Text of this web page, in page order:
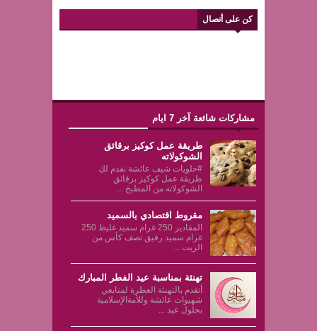
كن على أتصال
مشاركات شائعة آخر 7 ايام
طريقة عمل كوكيز برقائق
الشوكولاته
#حلويات شيف عائشة نقدم لكِ
طريقة عمل كوكيز برقائق
الشوكولاته من المطبخ ...
مقروط اقتصادي بالسميد
المقادير 250 غرام سميد غليظ 250
غرام سميد رقيق نصف كأس من
الزيت ...
تهنئة بمناسبة عيد الفطر المبارك
أتقدم بالتهنئة العطرة لمتابعي
شهيوات عائشة وللأمةالإسلامية
بحلول عيد ...